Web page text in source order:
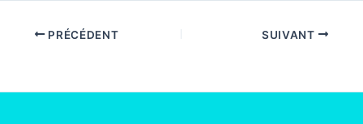
PRÉCÉDENT SUIVANT